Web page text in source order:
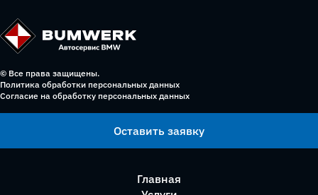
© Все права защищены.
Политика обработки персональных данных
Согласие на обработку персональных данных
Оставить заявку
Главная